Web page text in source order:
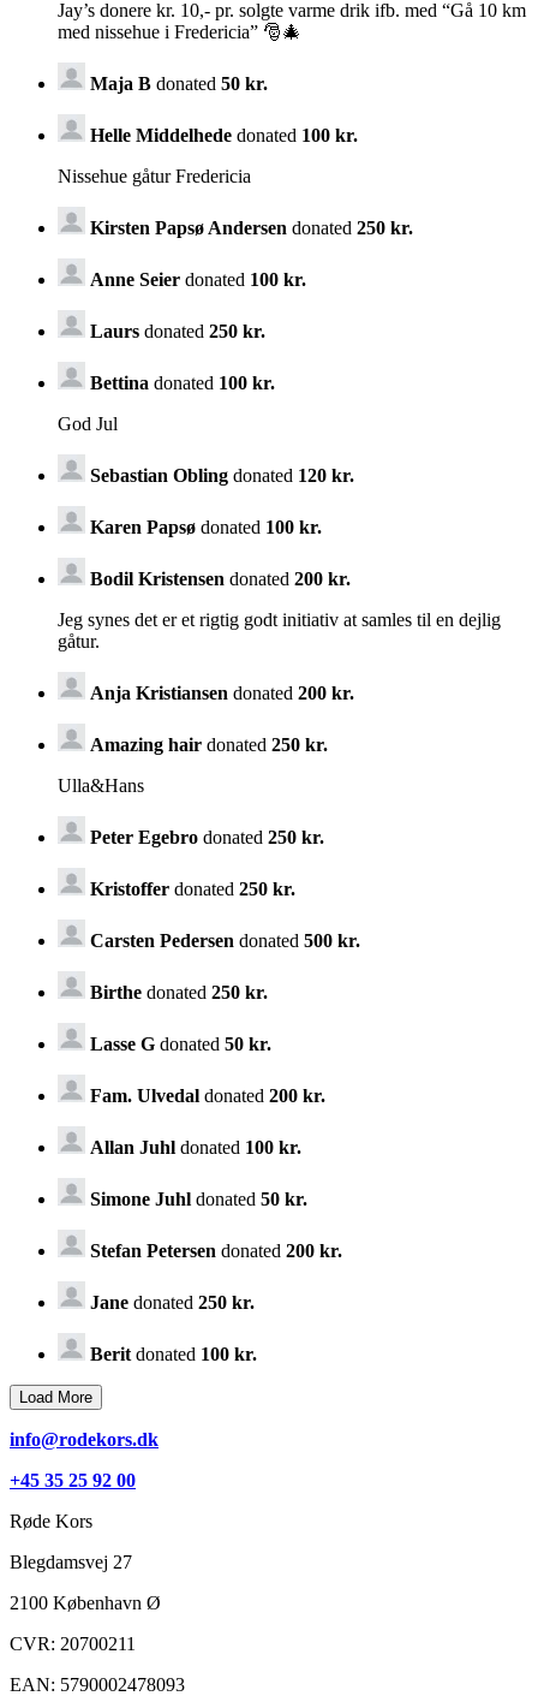
Jay’s donere kr. 10,- pr. solgte varme drik ifb. med “Gå 10 km
med nissehue i Fredericia” 🎅🎄
Maja B donated 50 kr.
Helle Middelhede donated 100 kr.
Nissehue gåtur Fredericia
Kirsten Papsø Andersen donated 250 kr.
Anne Seier donated 100 kr.
Laurs donated 250 kr.
Bettina donated 100 kr.
God Jul
Sebastian Obling donated 120 kr.
Karen Papsø donated 100 kr.
Bodil Kristensen donated 200 kr.
Jeg synes det er et rigtig godt initiativ at samles til en dejlig
gåtur.
Anja Kristiansen donated 200 kr.
Amazing hair donated 250 kr.
Ulla&Hans
Peter Egebro donated 250 kr.
Kristoffer donated 250 kr.
Carsten Pedersen donated 500 kr.
Birthe donated 250 kr.
Lasse G donated 50 kr.
Fam. Ulvedal donated 200 kr.
Allan Juhl donated 100 kr.
Simone Juhl donated 50 kr.
Stefan Petersen donated 200 kr.
Jane donated 250 kr.
Berit donated 100 kr.
info@rodekors.dk
+45 35 25 92 00
Røde Kors
Blegdamsvej 27
2100 København Ø
CVR: 20700211
EAN: 5790002478093